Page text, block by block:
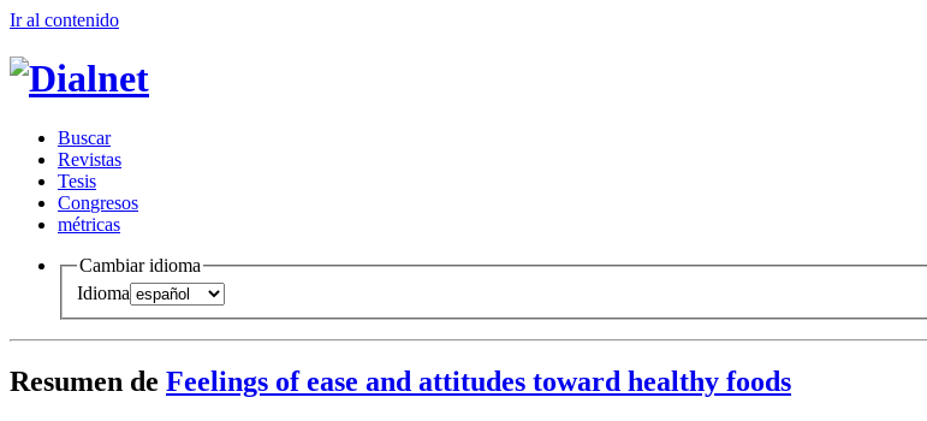
Ir al contenido
Buscar
Revistas
Tesis
Congresos
métricas
Cambiar idioma
Idioma
Resumen de Feelings of ease and attitudes toward healthy foods